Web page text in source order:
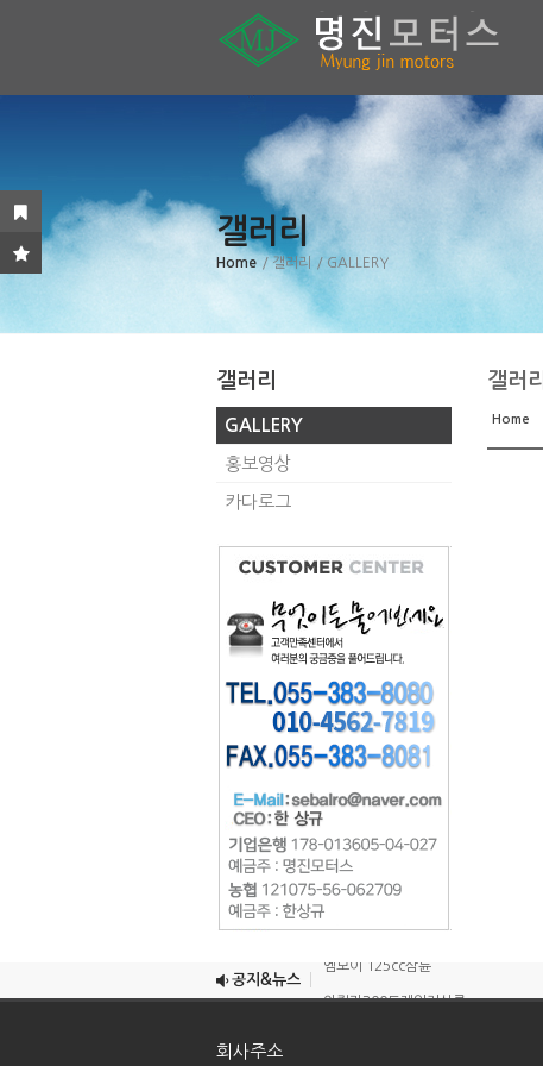
갤러리
Home / 갤러리 / GALLERY
갤러리
GALLERY
홍보영상
카다로그
갤러리
Home
공지&뉴스
아킬라300트레일러삼륜
회사주소